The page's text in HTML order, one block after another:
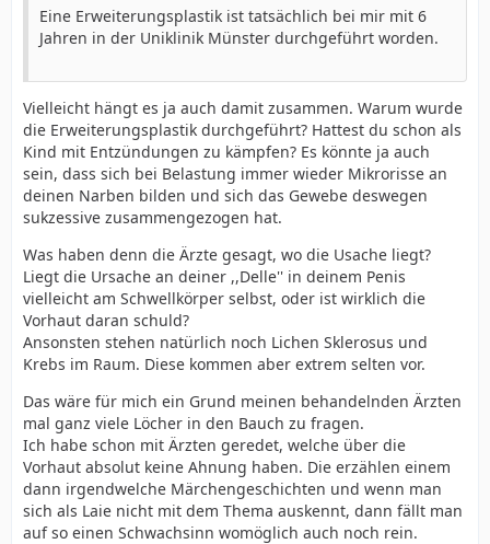
Eine Erweiterungsplastik ist tatsächlich bei mir mit 6
Jahren in der Uniklinik Münster durchgeführt worden.
Vielleicht hängt es ja auch damit zusammen. Warum wurde
die Erweiterungsplastik durchgeführt? Hattest du schon als
Kind mit Entzündungen zu kämpfen? Es könnte ja auch
sein, dass sich bei Belastung immer wieder Mikrorisse an
deinen Narben bilden und sich das Gewebe deswegen
sukzessive zusammengezogen hat.
Was haben denn die Ärzte gesagt, wo die Usache liegt?
Liegt die Ursache an deiner ,,Delle'' in deinem Penis
vielleicht am Schwellkörper selbst, oder ist wirklich die
Vorhaut daran schuld?
Ansonsten stehen natürlich noch Lichen Sklerosus und
Krebs im Raum. Diese kommen aber extrem selten vor.
Das wäre für mich ein Grund meinen behandelnden Ärzten
mal ganz viele Löcher in den Bauch zu fragen.
Ich habe schon mit Ärzten geredet, welche über die
Vorhaut absolut keine Ahnung haben. Die erzählen einem
dann irgendwelche Märchengeschichten und wenn man
sich als Laie nicht mit dem Thema auskennt, dann fällt man
auf so einen Schwachsinn womöglich auch noch rein.